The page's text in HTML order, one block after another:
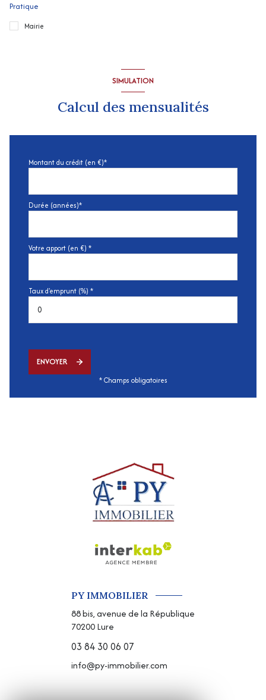
Pratique
Mairie
SIMULATION
Calcul des mensualités
Montant du crédit (en €)*
Durée (années)*
Votre apport (en €) *
Taux d'emprunt (%) *
ENVOYER
* Champs obligatoires
PY IMMOBILIER
88 bis, avenue de la République
70200Lure
03 84 30 06 07
info@py-immobilier.com